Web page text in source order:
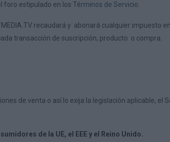
foro estipulado en los Términos de Servicio
recaudará y abonará cualquier impuesto
transacción de suscripción, producto o compra.
de venta o así lo exija la legislación aplicable, el
de la UE, el EEE y el Reino Unido.